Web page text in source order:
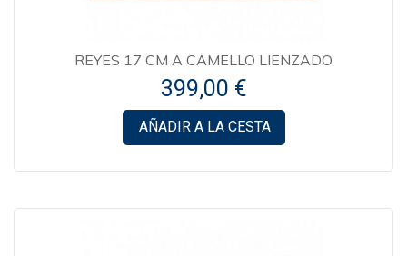
REYES 17 CM A CAMELLO LIENZADO
399,00 €
AÑADIR A LA CESTA